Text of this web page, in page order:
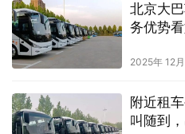
北京大
务优势
2025年 12
附近租
叫随到